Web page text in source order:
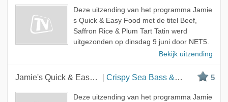
Deze uitzending van het programma Jamie
s Quick & Easy Food met de titel Beef,
Saffron Rice & Plum Tart Tatin werd
uitgezonden op dinsdag 9 juni door NET5.
Bekijk uitzending
Jamie's Quick & Easy Food Crispy Sea Bass & Sweet Chicken Surprise 5
Deze uitzending van het programma Jamie